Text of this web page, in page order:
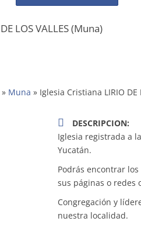
LOS VALLES (Muna)
» Muna » Iglesia Cristiana LIRIO DE
DESCRIPCION:
Iglesia registrada a
Yucatán.
Podrás encontrar
sus páginas o redes
Congregación y
nuestra localidad.